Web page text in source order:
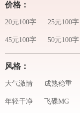
价格：
20元100字 25元100字
45元100字 50元100字
风格：
大气激情 成熟稳重
年轻干净 飞碟MG